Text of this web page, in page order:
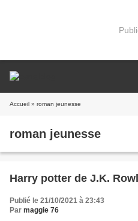
Accueil » roman jeunesse
roman jeunesse
Harry potter de J.K.
Publié le 21/10/2021 à 23:43
Par maggie 76